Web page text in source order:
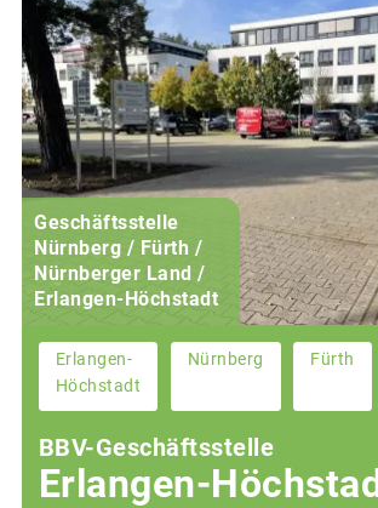
Geschäftsstelle
Nürnberg / Fürth /
Nürnberger Land /
Erlangen-Höchstadt
Erlangen-
Höchstadt
Nürnberg Fürth
BBV-Geschäftsstelle
Erlangen-